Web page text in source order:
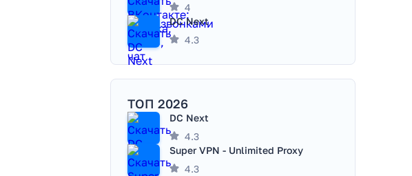
4
DC Next
4.3
ТОП 2026
DC Next
4.3
Super VPN - Unlimited Proxy
4.3